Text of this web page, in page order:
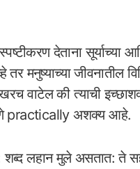
स्पष्टीकरण देताना
तर मनुष्याच्या जीवनातील
वाटेल की त्याची
practically अशक्य आहे.
शब्द लहान मुले असतात: ते